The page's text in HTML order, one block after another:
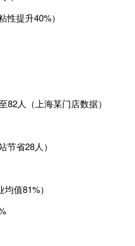
提升40%）
82人（上海某门店数据）
省28人）
值81%）